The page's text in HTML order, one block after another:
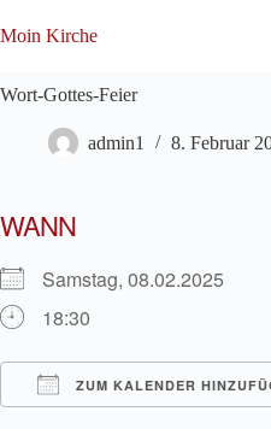
Inhalt
Moin Kirche
Wort-Gottes-Feier
admin1 8. Februar
WANN
Samstag, 08.02.2025
18:30
ZUM KALENDER